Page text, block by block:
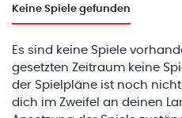
Keine Spiele gefunden
Es sind keine Spiele
gesetzten Zeitraum keine
der Spielpläne ist noch
dich im Zweifel an deinen